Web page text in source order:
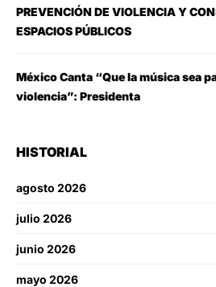
PREVENCIÓN DE VIOLENCIA Y
ESPACIOS PÚBLICOS
México Canta “Que la música sea
violencia”: Presidenta
HISTORIAL
agosto 2026
julio 2026
junio 2026
mayo 2026